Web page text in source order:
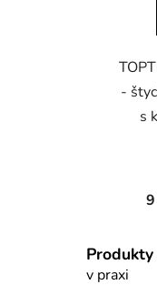
-
s
9
Produkty
v praxi